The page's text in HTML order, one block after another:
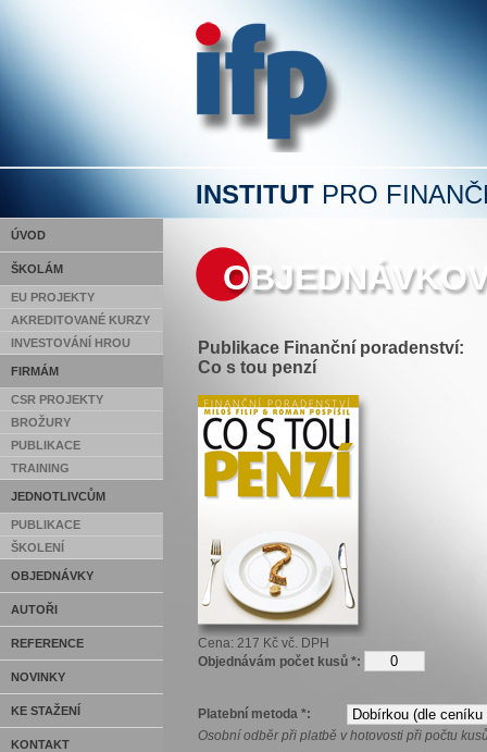
INSTITUT PRO
ÚVOD
ŠKOLÁM
EU PROJEKTY
AKREDITOVANÉ KURZY
INVESTOVÁNÍ HROU
FIRMÁM
CSR PROJEKTY
BROŽURY
PUBLIKACE
TRAINING
JEDNOTLIVCŮM
PUBLIKACE
ŠKOLENÍ
OBJEDNÁVKY
AUTOŘI
REFERENCE
NOVINKY
KE STAŽENÍ
KONTAKT
Publikace Finanční poradenství:
Co s tou penzí
Cena: 217 Kč vč. DPH
Objednávám počet kusů *:
Platební metoda *:
Osobní odběr při platbě v hotovosti při počtu